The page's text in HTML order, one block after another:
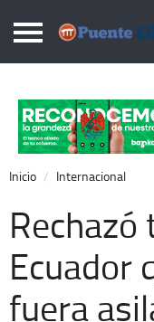
Puentelibre.mx
Local
Nacional
Opinión
Cronos
Economía
Espectáculos
Inicio Internacional
Ecuador
fuera